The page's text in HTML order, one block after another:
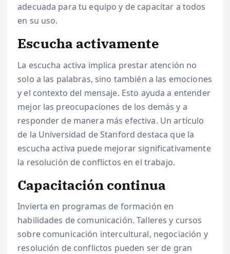
adecuada para tu equipo y de capacitar a todos
en su uso.
Escucha activamente
La escucha activa implica prestar atención no
solo a las palabras, sino también a las emociones
y el contexto del mensaje. Esto ayuda a entender
mejor las preocupaciones de los demás y a
responder de manera más efectiva. Un artículo
de la Universidad de Stanford destaca que la
escucha activa puede mejorar significativamente
la resolución de conflictos en el trabajo.
Capacitación continua
Invierta en programas de formación en
habilidades de comunicación. Talleres y cursos
sobre comunicación intercultural, negociación y
resolución de conflictos pueden ser de gran